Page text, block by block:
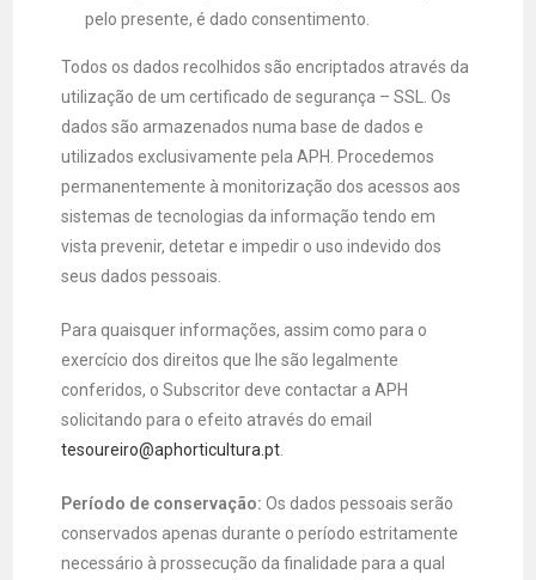
pelo presente, é dado consentimento.
Todos os dados recolhidos são encriptados através da
utilização de um certificado de segurança – SSL. Os
dados são armazenados numa base de dados e
utilizados exclusivamente pela APH. Procedemos
permanentemente à monitorização dos acessos aos
sistemas de tecnologias da informação tendo em
vista prevenir, detetar e impedir o uso indevido dos
seus dados pessoais.
Para quaisquer informações, assim como para o
exercício dos direitos que lhe são legalmente
conferidos, o Subscritor deve contactar a APH
solicitando para o efeito através do email
tesoureiro@aphorticultura.pt
Período de conservação: Os dados pessoais serão
conservados apenas durante o período estritamente
necessário à prossecução da finalidade para a qual